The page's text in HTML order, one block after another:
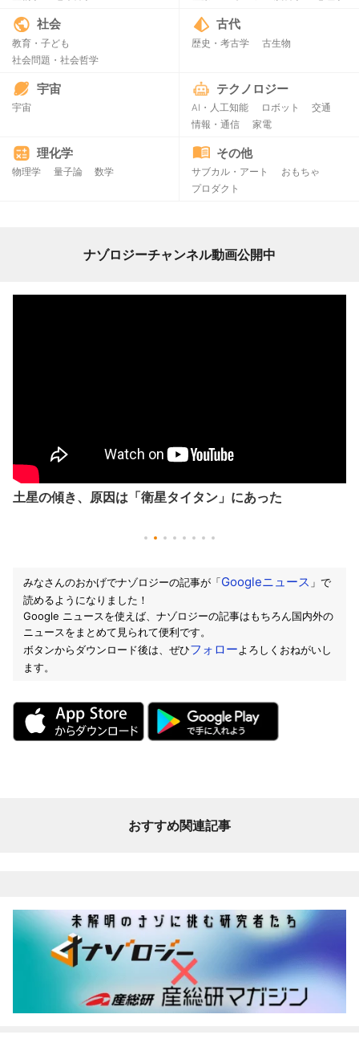
社会
教育・子ども
社会問題・社会哲学
古代
歴史・考古学 古生物
宇宙
宇宙
テクノロジー
AI・人工知能 ロボット
交通
情報・通信
家電
理化学
物理学 量子論 数学
その他
サブカル・アート
おもちゃ
プロダクト
ナゾロジーチャンネル動画公開中
土星の傾き、原因は「衛星タイタン」にあった
みなさんのおかげでナゾロジーの記事が「Googleニュース 」で
読めるようになりました！
Google ニュースを使えば、ナゾロジーの記事はもちろん国内外の
ニュースをまとめて見られて便利です。
ボタンからダウンロード後は、ぜひフォローよろしくおねがいし
ます。
おすすめ関連記事